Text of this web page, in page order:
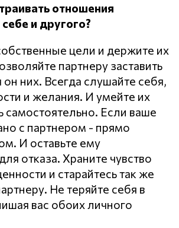
отношения
и другого?
цели и держите их
партнеру заставить
он них. Всегда слушайте себя,
и желания. И умейте их
самостоятельно. Если ваше
с партнером - прямо
И оставьте ему
отказа. Храните чувство
и старайтесь так же
Не теряйте себя в
вас обоих личного